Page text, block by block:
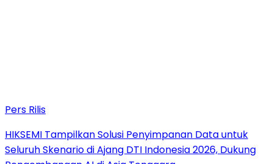
Pers Rilis
HIKSEMI Tampilkan Solusi Penyimpanan Data untuk
Seluruh Skenario di Ajang DTI Indonesia 2026, Dukung